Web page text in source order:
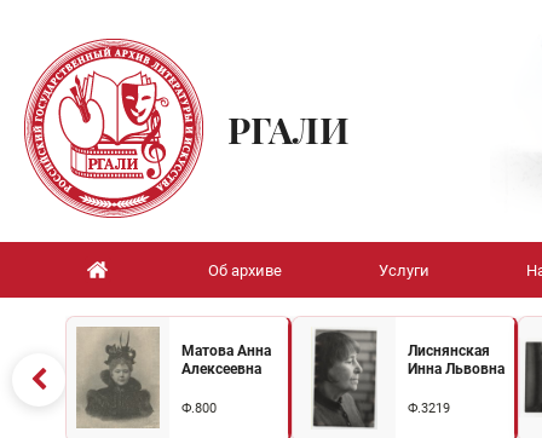
РГАЛИ
Об архиве Услуги
Матова Анна
Алексеевна
Ф.800
Лиснянская
Инна Львовна
Ф.3219